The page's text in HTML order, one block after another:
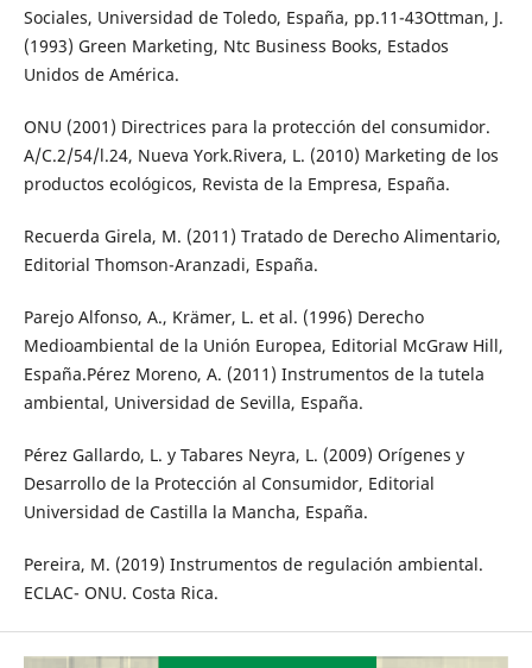
Sociales, Universidad de Toledo, España, pp.11-43Ottman, J.
(1993) Green Marketing, Ntc Business Books, Estados
Unidos de América.
ONU (2001) Directrices para la protección del consumidor.
A/C.2/54/l.24, Nueva York.Rivera, L. (2010) Marketing de los
productos ecológicos, Revista de la Empresa, España.
Recuerda Girela, M. (2011) Tratado de Derecho Alimentario,
Editorial Thomson-Aranzadi, España.
Parejo Alfonso, A., Krämer, L. et al. (1996) Derecho
Medioambiental de la Unión Europea, Editorial McGraw Hill,
España.Pérez Moreno, A. (2011) Instrumentos de la tutela
ambiental, Universidad de Sevilla, España.
Pérez Gallardo, L. y Tabares Neyra, L. (2009) Orígenes y
Desarrollo de la Protección al Consumidor, Editorial
Universidad de Castilla la Mancha, España.
Pereira, M. (2019) Instrumentos de regulación ambiental.
ECLAC- ONU. Costa Rica.